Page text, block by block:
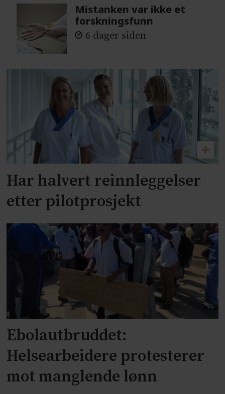
Mistanken var ikke et
forskningsfunn
6 dager siden
Har halvert reinnleggelser
etter pilotprosjekt
Ebolautbruddet:
Helsearbeidere protesterer
mot manglende lønn